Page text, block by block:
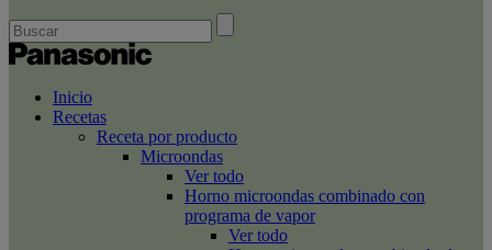
Inicio
Recetas
Receta por producto
Microondas
Ver todo
Horno microondas combinado con
programa de vapor
Ver todo